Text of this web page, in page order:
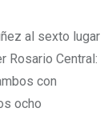
al sexto lugar
Rosario Central:
con
ocho